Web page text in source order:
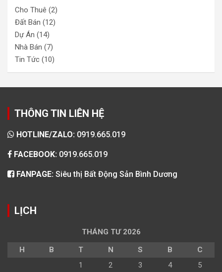
Cho Thuê (2)
Đất Bán (12)
Dự Án (14)
Nhà Bán (7)
Tin Tức (10)
THÔNG TIN LIÊN HỆ
HOTLINE/ZALO: 0919.665.019
FACEBOOK: 0919.665.019
FANPAGE: Siêu thị Bất Động Sản Bình Dương
LỊCH
THÁNG TƯ 2026
H
B T N S B
C
1
2 3 4
5